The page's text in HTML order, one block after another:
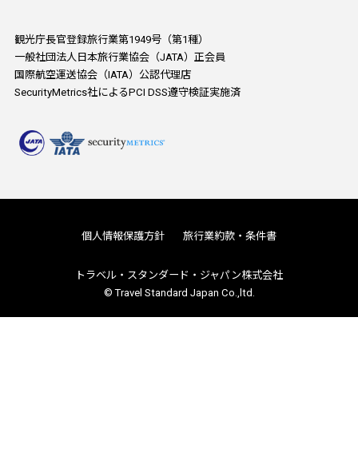
観光庁長官登録旅行業第1949号（第1種）
一般社団法人日本旅行業協会（JATA）正会員
国際航空運送協会（IATA）公認代理店
SecurityMetrics社によるPCI DSS遵守検証実施済
個人情報保護方針 旅行業約款・条件書
トラベル・スタンダード・ジャパン株式会社
© Travel Standard Japan Co.,ltd.